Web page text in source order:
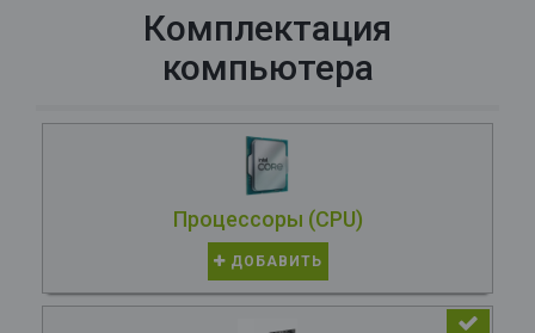
Комплектация
компьютера
Процессоры (CPU)
ДОБАВИТЬ